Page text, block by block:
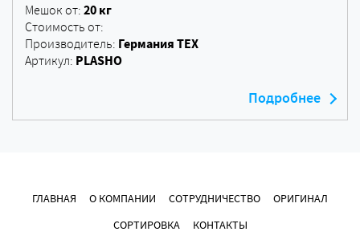
Мешок от: 20 кг
Стоимость от:
Производитель: Германия ТЕХ
Артикул: PLASHO
Подробнее
ГЛАВНАЯ О КОМПАНИИ СОТРУДНИЧЕСТВО
ОРИГИНАЛ
СОРТИРОВКА
КОНТАКТЫ